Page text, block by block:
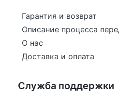
Гарантия и возврат
Описание процесса
О нас
Доставка и оплата
Служба поддержки